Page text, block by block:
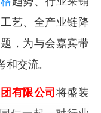
艺、全产业链降
，为与会嘉宾带
交流。
有限公司将盛装